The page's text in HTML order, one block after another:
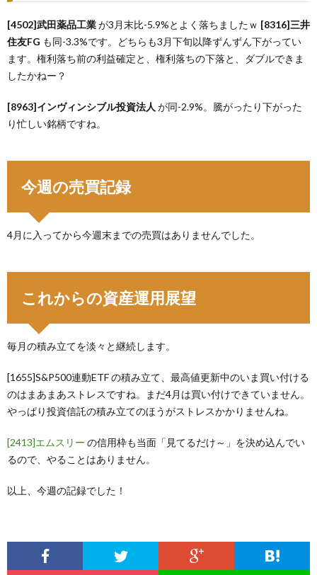
[4502]武田薬品工業が3月末比-5.9%とよく落ちましたｗ [8316]三井
住友FG も同-3.3%です。どちらも3月下旬以降ずんずん下がってい
ます。権利落ち前の利益確定と、権利落ちの下落と、ダブルできま
したかねー？
[8963]インヴィンシブル投資法人 が同-2.9%。騰がったり下がった
り忙しい銘柄ですね。
今週の売買記録
4月に入ってから今週末までの売買はありませんでした。
これからの資産運用展望
毎月の積み立てを淡々と継続します。
[1655]S&P500連動ETF の積み立て、最高値更新中のいま買い付ける
のはまあまあストレスですね。まだ4月は買い付けできていません。
やっぱり投資信託の積み立てのほうがストレスかかりませんね。
[2413]エムスリー の信用枠も当面「見てるだけ～」を決め込んでい
るので、やることはありません。
以上、今週の記録でした！